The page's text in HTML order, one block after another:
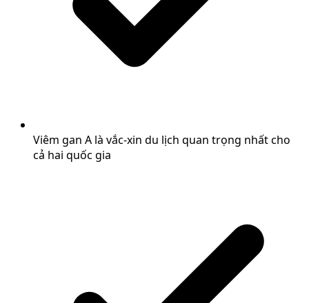
Viêm gan A là vắc-xin du lịch quan trọng nhất cho
cả hai quốc gia